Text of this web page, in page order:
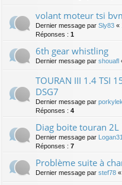
volant moteur tsi
Dernier message par Sly83 «
Réponses : 1
6th gear whistling
Dernier message par shouafl
TOURAN III 1.4 TSI
DSG7
Dernier message par
Réponses : 4
Diag boite touran 2L
Dernier message par Logan31
Réponses : 7
Problème suite à
Dernier message par stef78 «